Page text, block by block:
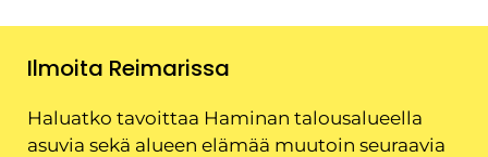
Ilmoita Reimarissa
Haluatko tavoittaa Haminan talousalueella
asuvia sekä alueen elämää muutoin seuraavia